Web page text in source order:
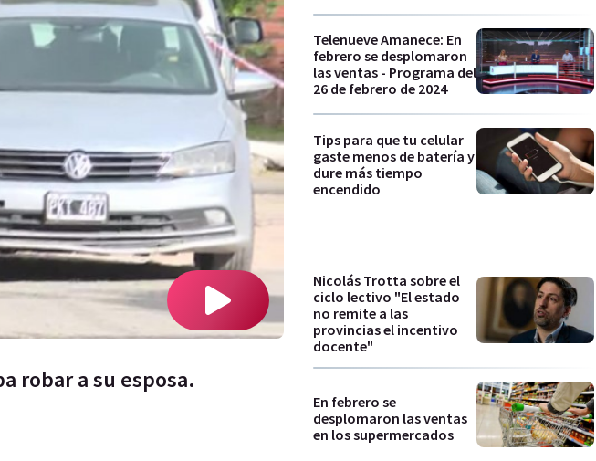
robar a su esposa.
Telenueve Amanece: En
febrero se desplomaron
las ventas - Programa del
26 de febrero de 2024
Tips para que tu celular
gaste menos de batería y
dure más tiempo
encendido
Nicolás Trotta sobre el
ciclo lectivo "El estado
no remite a las
provincias el incentivo
docente"
En febrero se
desplomaron las ventas
en los supermercados